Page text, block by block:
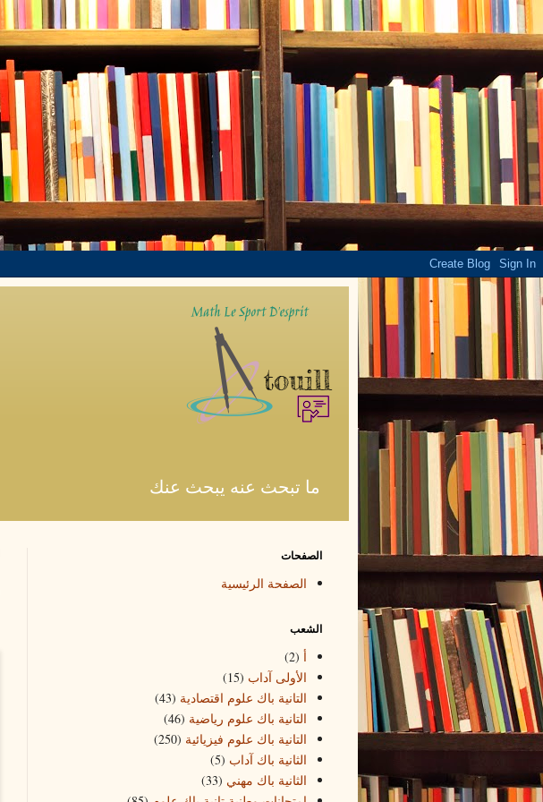
ما تبحث عنه يبحث عنك
الصفحات
الصفحة الرئيسية
الشعب
أ (2)
الأولى آداب (15)
التانية باك علوم اقتصادية (43)
التانية باك علوم رياضية (46)
التانية باك علوم فيزيائية (250)
الثانية باك آداب (5)
الثانية باك مهني (33)